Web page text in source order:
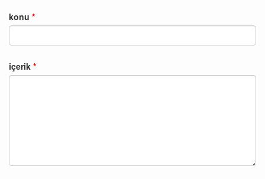
konu
içerik